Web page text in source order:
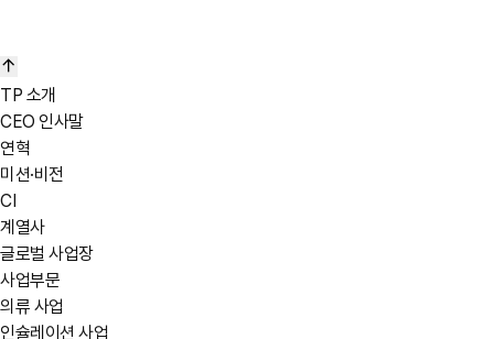
TP 소개
CEO 인사말
연혁
미션·비전
CI
계열사
글로벌 사업장
사업부문
의류 사업
인슐레이션 사업